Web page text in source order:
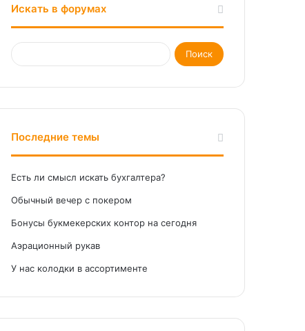
Искать в форумах
Последние темы
Есть ли смысл искать бухгалтера?
Обычный вечер с покером
Бонусы букмекерских контор на сегодня
Аэрационный рукав
У нас колодки в ассортименте